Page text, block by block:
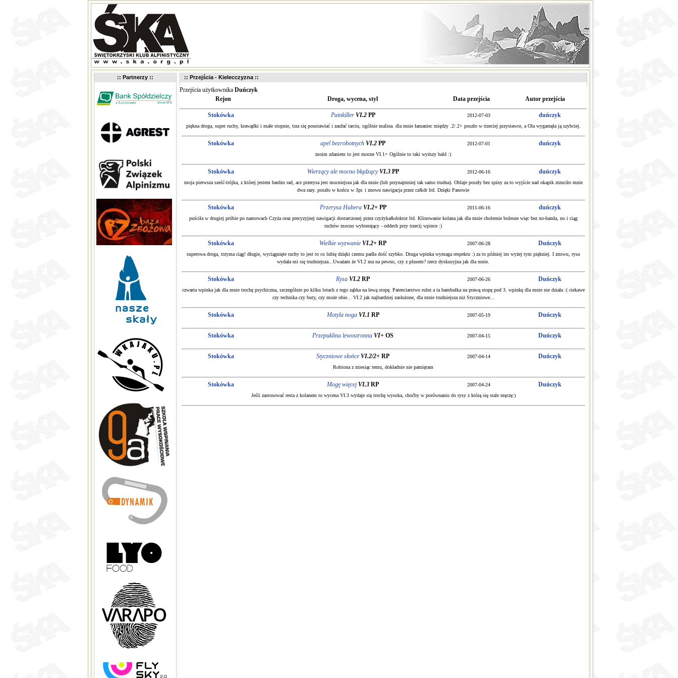
:: Partnerzy :: :: Przejścia - Kielecczyzna ::
Przejścia użytkownika Duńczyk
Rejon
Droga, wycena, styl Data przejścia Autor przejścia
Stokówka Painkiller VI.2 PP 2012-07-03 duńczyk
piękna droga, super ruchy, krawądki i małe stopnie, trza się poustawiać i zaufać tarciu, ogólnie malina. dla mnie łamaniec między .2/.2+ poszło w trzeciej przystawce, a Ola wygarnęła ją szybciej.
Stokówka apel bezrobotnych VI.2 PP 2012-07-01 duńczyk
moim zdaniem to jest mocne VI.1+ Ogólnie to taki wyższy bald :)
Stokówka Wierzący ale mocno błądzący VI.3 PP 2012-06-16 duńczyk
moja pierwsza sześć-trójka, z której jestem bardzo rad, acz przerysa jest mocniejsza jak dla mnie (lub przynajmniej tak samo trudna). Oblaje poszły bez spiny za to wyjście nad okapik zrzuciło mnie
dwa razy. poszło w końcu w 3pr. i znowu nawigacja przez cz&dr ltd. Dzięki Panowie
Stokówka Przerysa Hubera VI.2+ PP 2011-06-16 duńczyk
puściła w drugiej próbie po namowach Czyża oraz precyzyjnej nawigacji dostarczonej przez czyżyka&doktor ltd. Klinowanie kolana jak dla mnie cholernie bolesne więc bez no-handa, no i ciąg
ruchów mocno wybierający - oddech przy trzecij wpince :)
Stokówka Wielkie wyzwanie VI.2+ RP 2007-06-28 Duńczyk
superowa droga, trzyma ciąg! długie, wyciągnięte ruchy to jest to co lubię dzięki czemu padła dość szybko. Druga wpinka wymaga respektu :) za to później im wyżej tym piękniej. I znowu, rysa
wydała mi się trudniejsza...Uważam że VI.2 ma na pewno, czy z plusem? rzecz dyskusyjna jak dla mnie.
Stokówka Rysa VI.2 RP 2007-06-26 Duńczyk
czwarta wpinka jak dla mnie trochę psychiczna, szczególnie po kilku lotach z tego ząbka na lewą stopę. Patenciarstwo rulez a ta bambułka na prawą stopę pod 3. wpinkę dla mnie nie działa :( ciekawe
czy technika czy buty, czy może obie... VI.2 jak najbardziej zasłużone, dla mnie trudniejsza niż Styczniowe...
Stokówka Motyla noga VI.1 RP 2007-05-19 Duńczyk
Stokówka Przepuklina lewostronna VI+ OS 2007-04-15 Duńczyk
Stokówka Styczniowe słońce VI.2/2+ RP 2007-04-14 Duńczyk
Robiona z miesiąc temu, dokładnie nie pamiętam
Stokówka Mogę więcej VI.3 RP 2007-04-24 Duńczyk
Jeśli zastosować resta z kolanem to wycena VI.3 wydaje się trochę wysoka, choćby w porównaniu do rysy z którą się stale męczę:)